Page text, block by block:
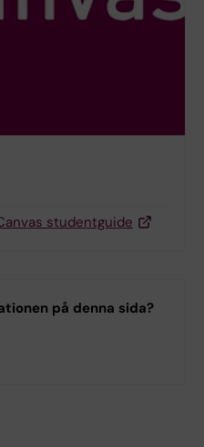
studentguide
på denna sida?